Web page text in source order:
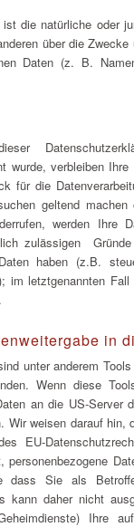
ist die natürliche oder
über die
Daten (z. B.
wurde, verbleiben
für die
geltend
werden Ihre
zulässigen
haben (z.B.
im letztgenannten
in
unter anderem
Wenn diese
an die US-Server
Wir weisen darauf
EU-
dass Sie als
kann daher nicht
Ihre